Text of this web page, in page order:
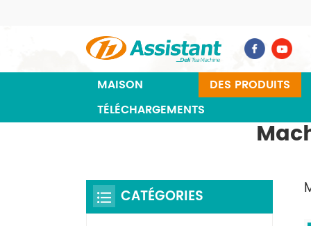
MAISON DES PRODUITS
TÉLÉCHARGEMENTS
CATÉGORIES